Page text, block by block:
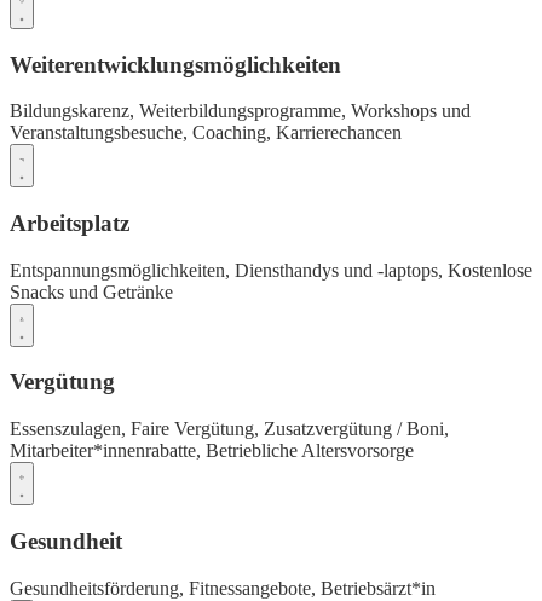
Weiterentwicklungsmöglichkeiten
Bildungskarenz, Weiterbildungsprogramme, Workshops und
Veranstaltungsbesuche, Coaching, Karrierechancen
Arbeitsplatz
Entspannungsmöglichkeiten, Diensthandys und -laptops, Kostenlose
Snacks und Getränke
Vergütung
Essenszulagen, Faire Vergütung, Zusatzvergütung / Boni,
Mitarbeiter*innenrabatte, Betriebliche Altersvorsorge
Gesundheit
Gesundheitsförderung, Fitnessangebote, Betriebsärzt*in